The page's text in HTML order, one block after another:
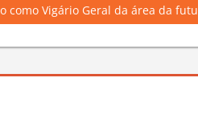
como Vigário Geral da área da